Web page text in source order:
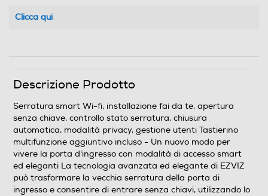
Clicca qui
Descrizione Prodotto
Serratura smart Wi-fi, installazione fai da te, apertura
senza chiave, controllo stato serratura, chiusura
automatica, modalità privacy, gestione utenti Tastierino
multifunzione aggiuntivo incluso - Un nuovo modo per
vivere la porta d'ingresso con modalità di accesso smart
ed eleganti La tecnologia avanzata ed elegante di EZVIZ
può trasformare la vecchia serratura della porta di
ingresso e consentire di entrare senza chiavi, utilizzando lo